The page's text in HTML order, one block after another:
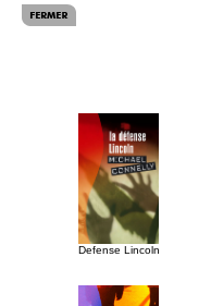
Defense Lincoln